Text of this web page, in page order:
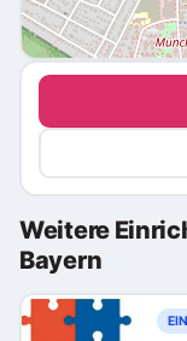
Weitere
Bayern